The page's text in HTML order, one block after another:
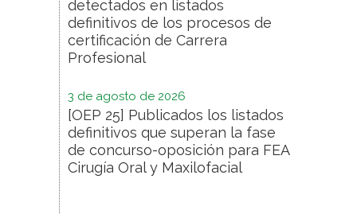
detectados en listados
definitivos de los procesos de
certificación de Carrera
Profesional
3 de agosto de 2026
[OEP 25] Publicados los listados
definitivos que superan la fase
de concurso-oposición para FEA
Cirugía Oral y Maxilofacial